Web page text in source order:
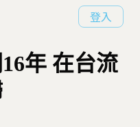
登入
年 在台流